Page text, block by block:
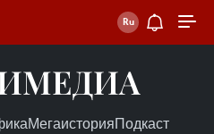
МегаисторияПодкаст